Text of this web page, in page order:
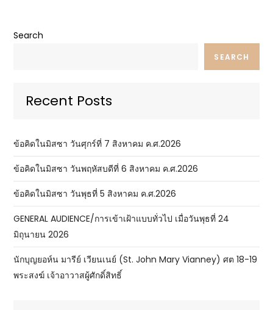
Search
SEARCH
Recent Posts
ข้อคิดในมิสซา วันศุกร์ที่ 7 สิงหาคม ค.ศ.2026
ข้อคิดในมิสซา วันพฤหัสบดีที่ 6 สิงหาคม ค.ศ.2026
ข้อคิดในมิสซา วันพุธที่ 5 สิงหาคม ค.ศ.2026
GENERAL AUDIENCE/การเข้าเฝ้าแบบทั่วไป เมื่อวันพุธที่ 24
มิถุนายน 2026
นักบุญยอห์น มารีย์ เวียนเนย์ (St. John Mary Vianney) ศต 18-19
พระสงฆ์ เจ้าอาวาสผู้ศักดิ์สิทธิ์